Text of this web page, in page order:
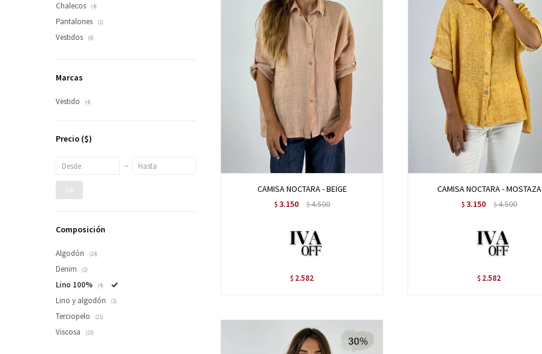
CAMISA NOCTARA - BEIGE
$ 3.150 $4.500
$ 2.582
CAMISA NOCTARA - MOSTAZA
$ 3.150 $4.500
$ 2.582
Chalecos (4)
Pantalones (1)
Vestidos (9)
Marcas
Vestido (4)
Precio ($)
OK
Composición
Algodón (24)
Denim (2)
Lino 100% (4)
Lino y algodón (3)
Terciopelo (21)
Viscosa (23)